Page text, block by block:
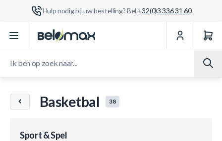
Hulp nodig bij uw bestelling? Bel +32(0)3 336 31 60
Ga naar de inhoud
Basketbal 38
Sport & Spel